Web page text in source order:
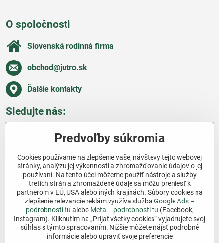
O spoločnosti
Slovenská rodinná firma
obchod​@jutro​.sk
Ďalšie kontakty
Sledujte nás:
Všetko o nákupe
Ďakujeme za podporu
Sme slovenský e-shop bez dotácií​. Fungujeme len
vďaka vám – ľuďom, ktorí veria v poctivú prácu a
lásku k pôde​. Každý nákup na Jutro​.sk nám pomáha
pokračovať v tom, čo má zmysel – pomáhať
záhradkárom zadarmo a srdcom​.
Predvoľby súkromia
Cookies používame na zlepšenie vašej návštevy tejto webovej
stránky, analýzu jej výkonnosti a zhromažďovanie údajov o jej
používaní. Na tento účel môžeme použiť nástroje a služby
tretích strán a zhromaždené údaje sa môžu preniesť k
partnerom v EÚ, USA alebo iných krajinách. Súbory cookies na
zlepšenie relevancie reklám využíva služba Google Ads –
podrobnosti tu alebo Meta – podrobnosti tu (Facebook,
Instagram). Kliknutím na „Prijať všetky cookies“ vyjadrujete svoj
súhlas s týmto spracovaním. Nižšie môžete nájsť podrobné
informácie alebo upraviť svoje preferencie